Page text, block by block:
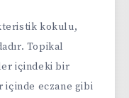
kokulu,
Topikal
içindeki bir
içinde eczane gibi